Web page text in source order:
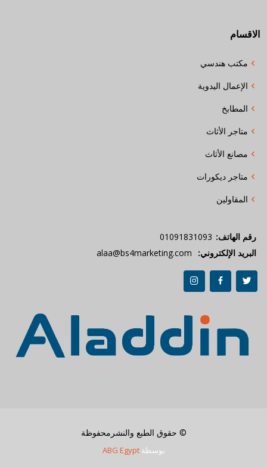
الاقسام
مكتب هندسي
الإعمال اليدوية
المطابخ
متاجر الأثاث
مصانع الأثاث
متاجر ديكورات
المقاولين
رقم الهاتف: 01091831093
البريد الإلكتروني:
alaa@bs4marketing.com
© حقوق الطبع والنشرمحفوظة
بوسطةABG Egypt